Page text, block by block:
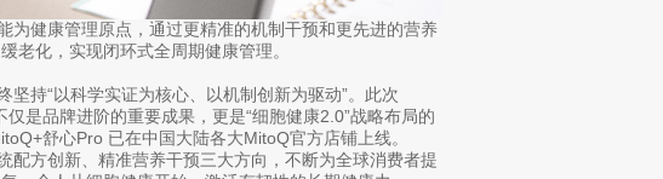
为健康管理原点，通过更精准的机制干预和更先进的营养
老化，实现闭环式全周期健康管理。
持“以科学实证为核心、以机制创新为驱动”。此次
是品牌进阶的重要成果，更是“细胞健康2.0”战略布局的
舒心Pro 已在中国大陆各大MitoQ官方店铺上线。
配方创新、精准营养干预三大方向，不断为全球消费者提